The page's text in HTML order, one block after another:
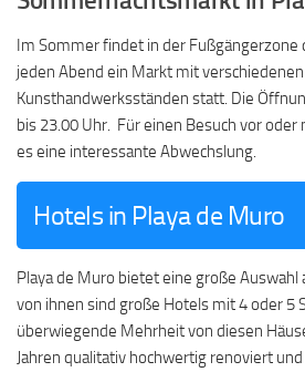
Im Sommer findet in der Fußgängerzone
jeden Abend ein Markt mit verschiedenen
Kunsthandwerksständen statt. Die
bis 23.00 Uhr. Für einen Besuch vor
es eine interessante Abwechslung.
Hotels in Playa de Muro
Playa de Muro bietet eine große Auswahl
von ihnen sind große Hotels mit 4 oder 5
überwiegende Mehrheit von diesen
Jahren qualitativ hochwertig renoviert